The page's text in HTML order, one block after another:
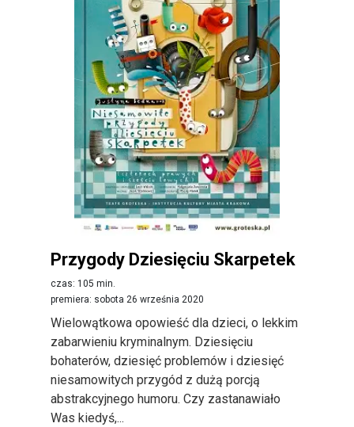
Przygody Dziesięciu Skarpetek
czas: 105 min.
premiera: sobota 26 września 2020
Wielowątkowa opowieść dla dzieci, o lekkim
zabarwieniu kryminalnym. Dziesięciu
bohaterów, dziesięć problemów i dziesięć
niesamowitych przygód z dużą porcją
abstrakcyjnego humoru. Czy zastanawiało
Was kiedyś,...